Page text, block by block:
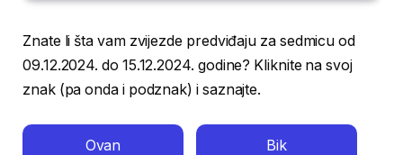
Znate li šta vam zvijezde predviđaju za sedmicu od
09.12.2024. do 15.12.2024. godine? Kliknite na svoj
znak (pa onda i podznak) i saznajte.
Ovan Bik